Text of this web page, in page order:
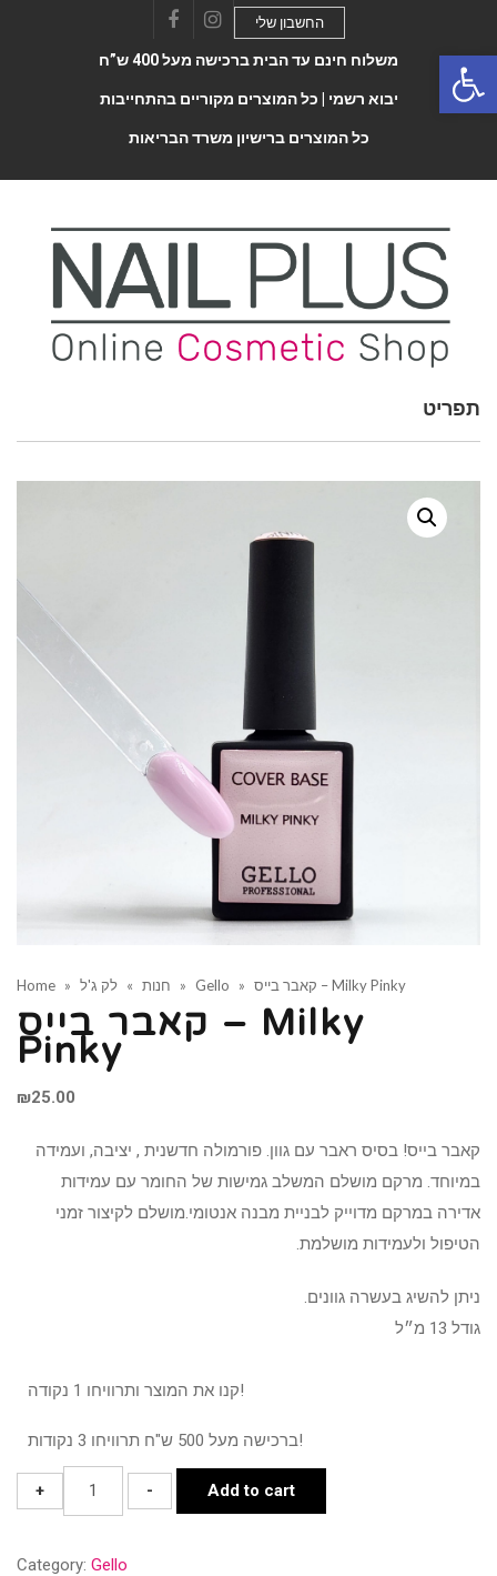
FacebookInstagram
החשבון שלי
משלוח חינם עד הבית ברכישה מעל 400 ש”ח
יבוא רשמי | כל המוצרים מקוריים בהתחייבות
כל המוצרים ברישיון משרד הבריאות
Toggle
תפריט
Home » חנות » לק ג'ל » Gello » קאבר בייס – Milky Pinky
קאבר בייס – Milky
Pinky
₪25.00
קאבר בייס! בסיס ראבר עם גוון. פורמולה חדשנית , יציבה, ועמידה
במיוחד. מרקם מושלם המשלב גמישות של החומר עם עמידות
אדירה במרקם מדוייק לבניית מבנה אנטומי.מושלם לקיצור זמני
הטיפול ולעמידות מושלמת.
ניתן להשיג בעשרה גוונים.
גודל 13 מ״ל
קנו את המוצר ותרוויחו 1 נקודה!
ברכישה מעל 500 ש"ח תרוויחו 3 נקודות!
+
קאבר
בייס
- Add to cart
Category: Gello